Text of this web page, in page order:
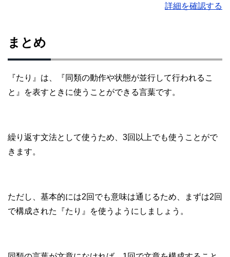
詳細を確認する
まとめ
『たり』は、『同類の動作や状態が並行して行われるこ
と』を表すときに使うことができる言葉です。
繰り返す文法として使うため、3回以上でも使うことがで
きます。
ただし、基本的には2回でも意味は通じるため、まずは2回
で構成された『たり』を使うようにしましょう。